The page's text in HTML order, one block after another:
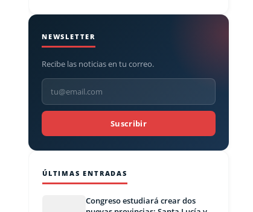
NEWSLETTER
Recibe las noticias en tu correo.
Suscribir
ÚLTIMAS ENTRADAS
Congreso estudiará crear dos